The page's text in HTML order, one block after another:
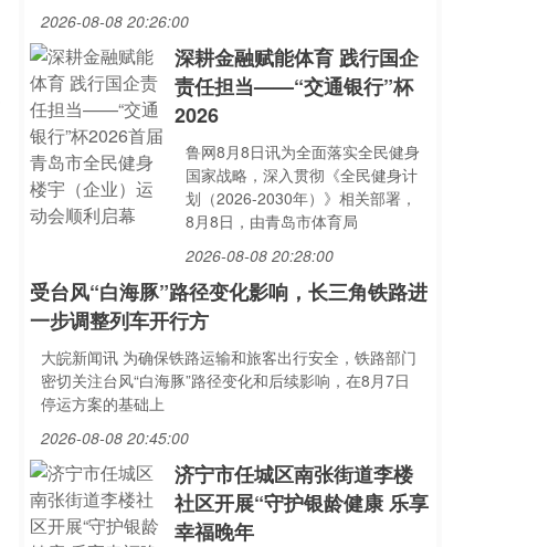
2026-08-08 20:26:00
深耕金融赋能体育 践行国企
责任担当——“交通银行”杯
2026
鲁网8月8日讯为全面落实全民健身
国家战略，深入贯彻《全民健身计
划（2026-2030年）》相关部署，
8月8日，由青岛市体育局
2026-08-08 20:28:00
受台风“白海豚”路径变化影响，长三角铁路进
一步调整列车开行方
大皖新闻讯 为确保铁路运输和旅客出行安全，铁路部门
密切关注台风“白海豚”路径变化和后续影响，在8月7日
停运方案的基础上
2026-08-08 20:45:00
济宁市任城区南张街道李楼
社区开展“守护银龄健康 乐享
幸福晚年